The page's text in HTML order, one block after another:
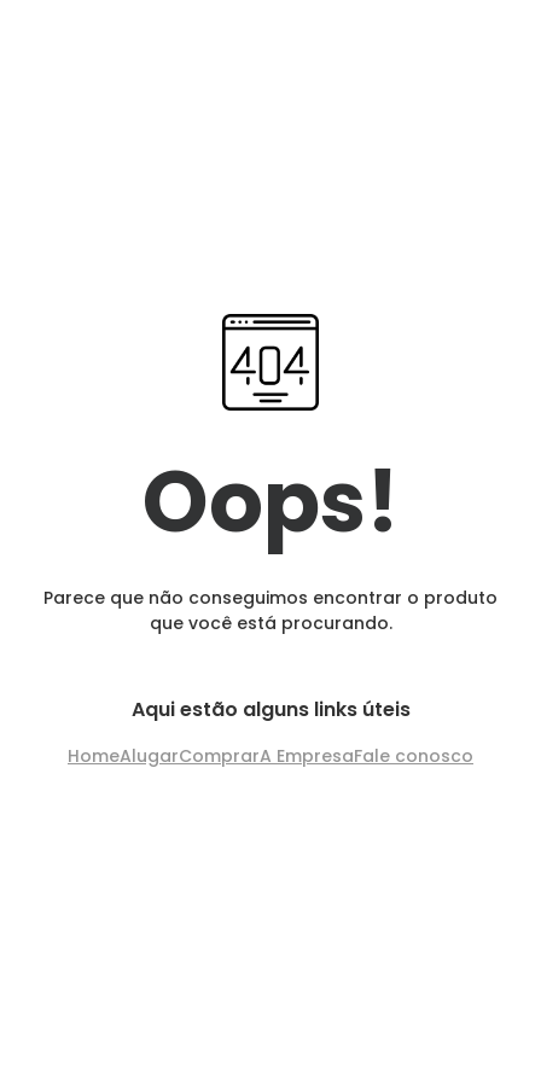
Oops!
Parece que não conseguimos encontrar o produto
que você está procurando.
Aqui estão alguns links úteis
HomeAlugarComprarA EmpresaFale conosco